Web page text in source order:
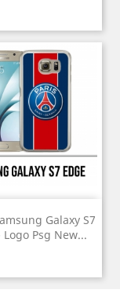
Galaxy S7
Logo Psg New...